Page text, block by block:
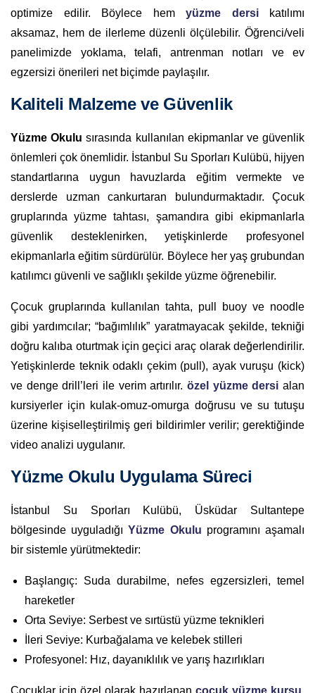
optimize edilir. Böylece hem yüzme dersikatılımı
aksamaz, hem de ilerleme düzenli ölçülebilir. Öğrenci/veli
panelimizde yoklama, telafi, antrenman notları ve ev
egzersizi önerileri net biçimde paylaşılır.
Kaliteli Malzeme ve Güvenlik
Yüzme Okulu sırasında kullanılan ekipmanlar ve güvenlik
önlemleri çok önemlidir. İstanbul Su Sporları Kulübü, hijyen
standartlarına uygun havuzlarda eğitim vermekte ve
derslerde uzman cankurtaran bulundurmaktadır. Çocuk
gruplarında yüzme tahtası, şamandıra gibi ekipmanlarla
güvenlik desteklenirken, yetişkinlerde profesyonel
ekipmanlarla eğitim sürdürülür. Böylece her yaş grubundan
katılımcı güvenli ve sağlıklı şekilde yüzme öğrenebilir.
Çocuk gruplarında kullanılan tahta, pull buoy ve noodle
gibi yardımcılar; “bağımlılık” yaratmayacak şekilde, tekniği
doğru kalıba oturtmak için geçici araç olarak değerlendirilir.
Yetişkinlerde teknik odaklı çekim (pull), ayak vuruşu (kick)
ve denge drill’leri ile verim artırılır. özel yüzme dersi alan
kursiyerler için kulak-omuz-omurga doğrusu ve su tutuşu
üzerine kişiselleştirilmiş geri bildirimler verilir; gerektiğinde
video analizi uygulanır.
Yüzme Okulu Uygulama Süreci
İstanbul Su Sporları Kulübü, Üsküdar Sultantepe
bölgesinde uyguladığıYüzme Okulu programını aşamalı
bir sistemle yürütmektedir:
Başlangıç: Suda durabilme, nefes egzersizleri, temel
hareketler
Orta Seviye: Serbest ve sırtüstü yüzme teknikleri
İleri Seviye: Kurbağalama ve kelebek stilleri
Profesyonel: Hız, dayanıklılık ve yarış hazırlıkları
Çocuklar için özel olarak hazırlanan çocuk yüzme kursu